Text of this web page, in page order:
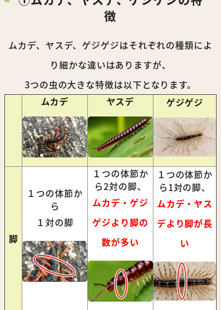
徴
ムカデ、ヤスデ、ゲジゲジはそれぞれの種類によ
り細かな違いはありますが、
3つの虫の大きな特徴は以下となります。
ムカデ
ヤスデ ゲジゲジ
脚
１つの体節か
ら
１対の脚
１つの体節か
ら2対の脚、
ムカデ・ゲジ
ゲジより脚の
数が多い
１つの体節か
ら1対の脚、
ムカデ・ヤス
デより脚が長
い